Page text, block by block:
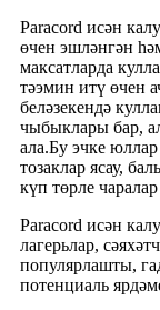
Paracord исән
өчен эшләнгән
максатларда
тәэмин итү өчен
беләзекендә
чыбыклары бар,
ала.Бу эчке
тозаклар ясау,
күп төрле
Paracord исән
лагерьлар,
популярлашты,
потенциаль